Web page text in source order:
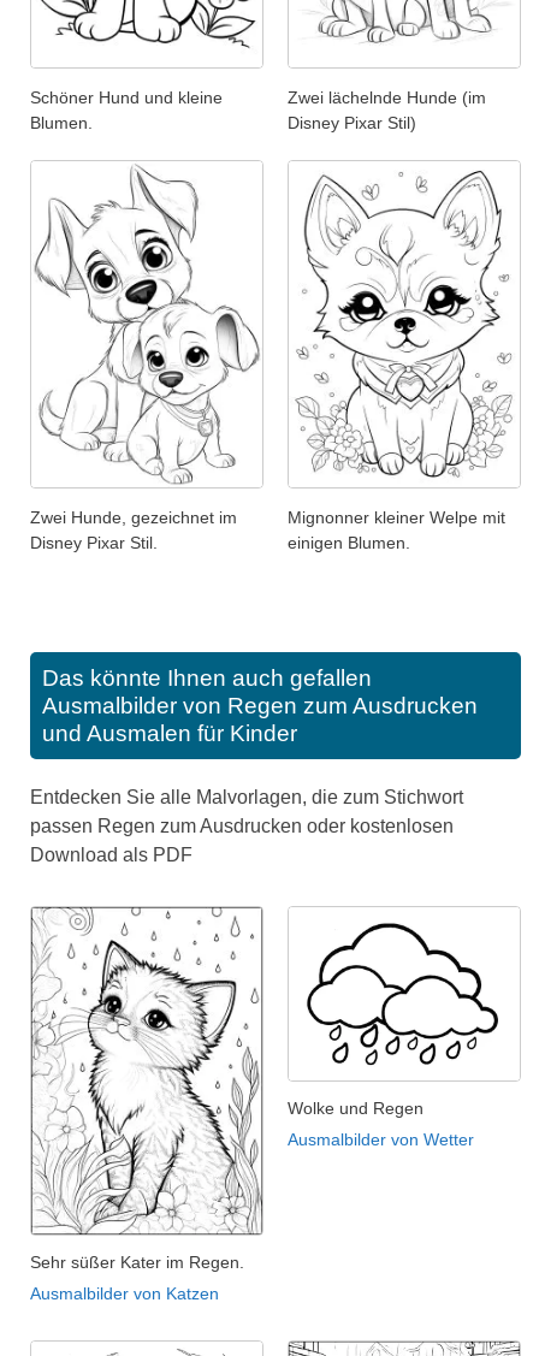
Schöner Hund und kleine
Blumen.
Zwei lächelnde Hunde (im
Disney Pixar Stil)
Zwei Hunde, gezeichnet im
Disney Pixar Stil.
Mignonner kleiner Welpe mit
einigen Blumen.
Das könnte Ihnen auch gefallen
Ausmalbilder von Regen zum Ausdrucken
und Ausmalen für Kinder
Entdecken Sie alle Malvorlagen, die zum Stichwort
passen Regen zum Ausdrucken oder kostenlosen
Download als PDF
Sehr süßer Kater im Regen.
Ausmalbilder von Katzen
Wolke und Regen
Ausmalbilder von Wetter